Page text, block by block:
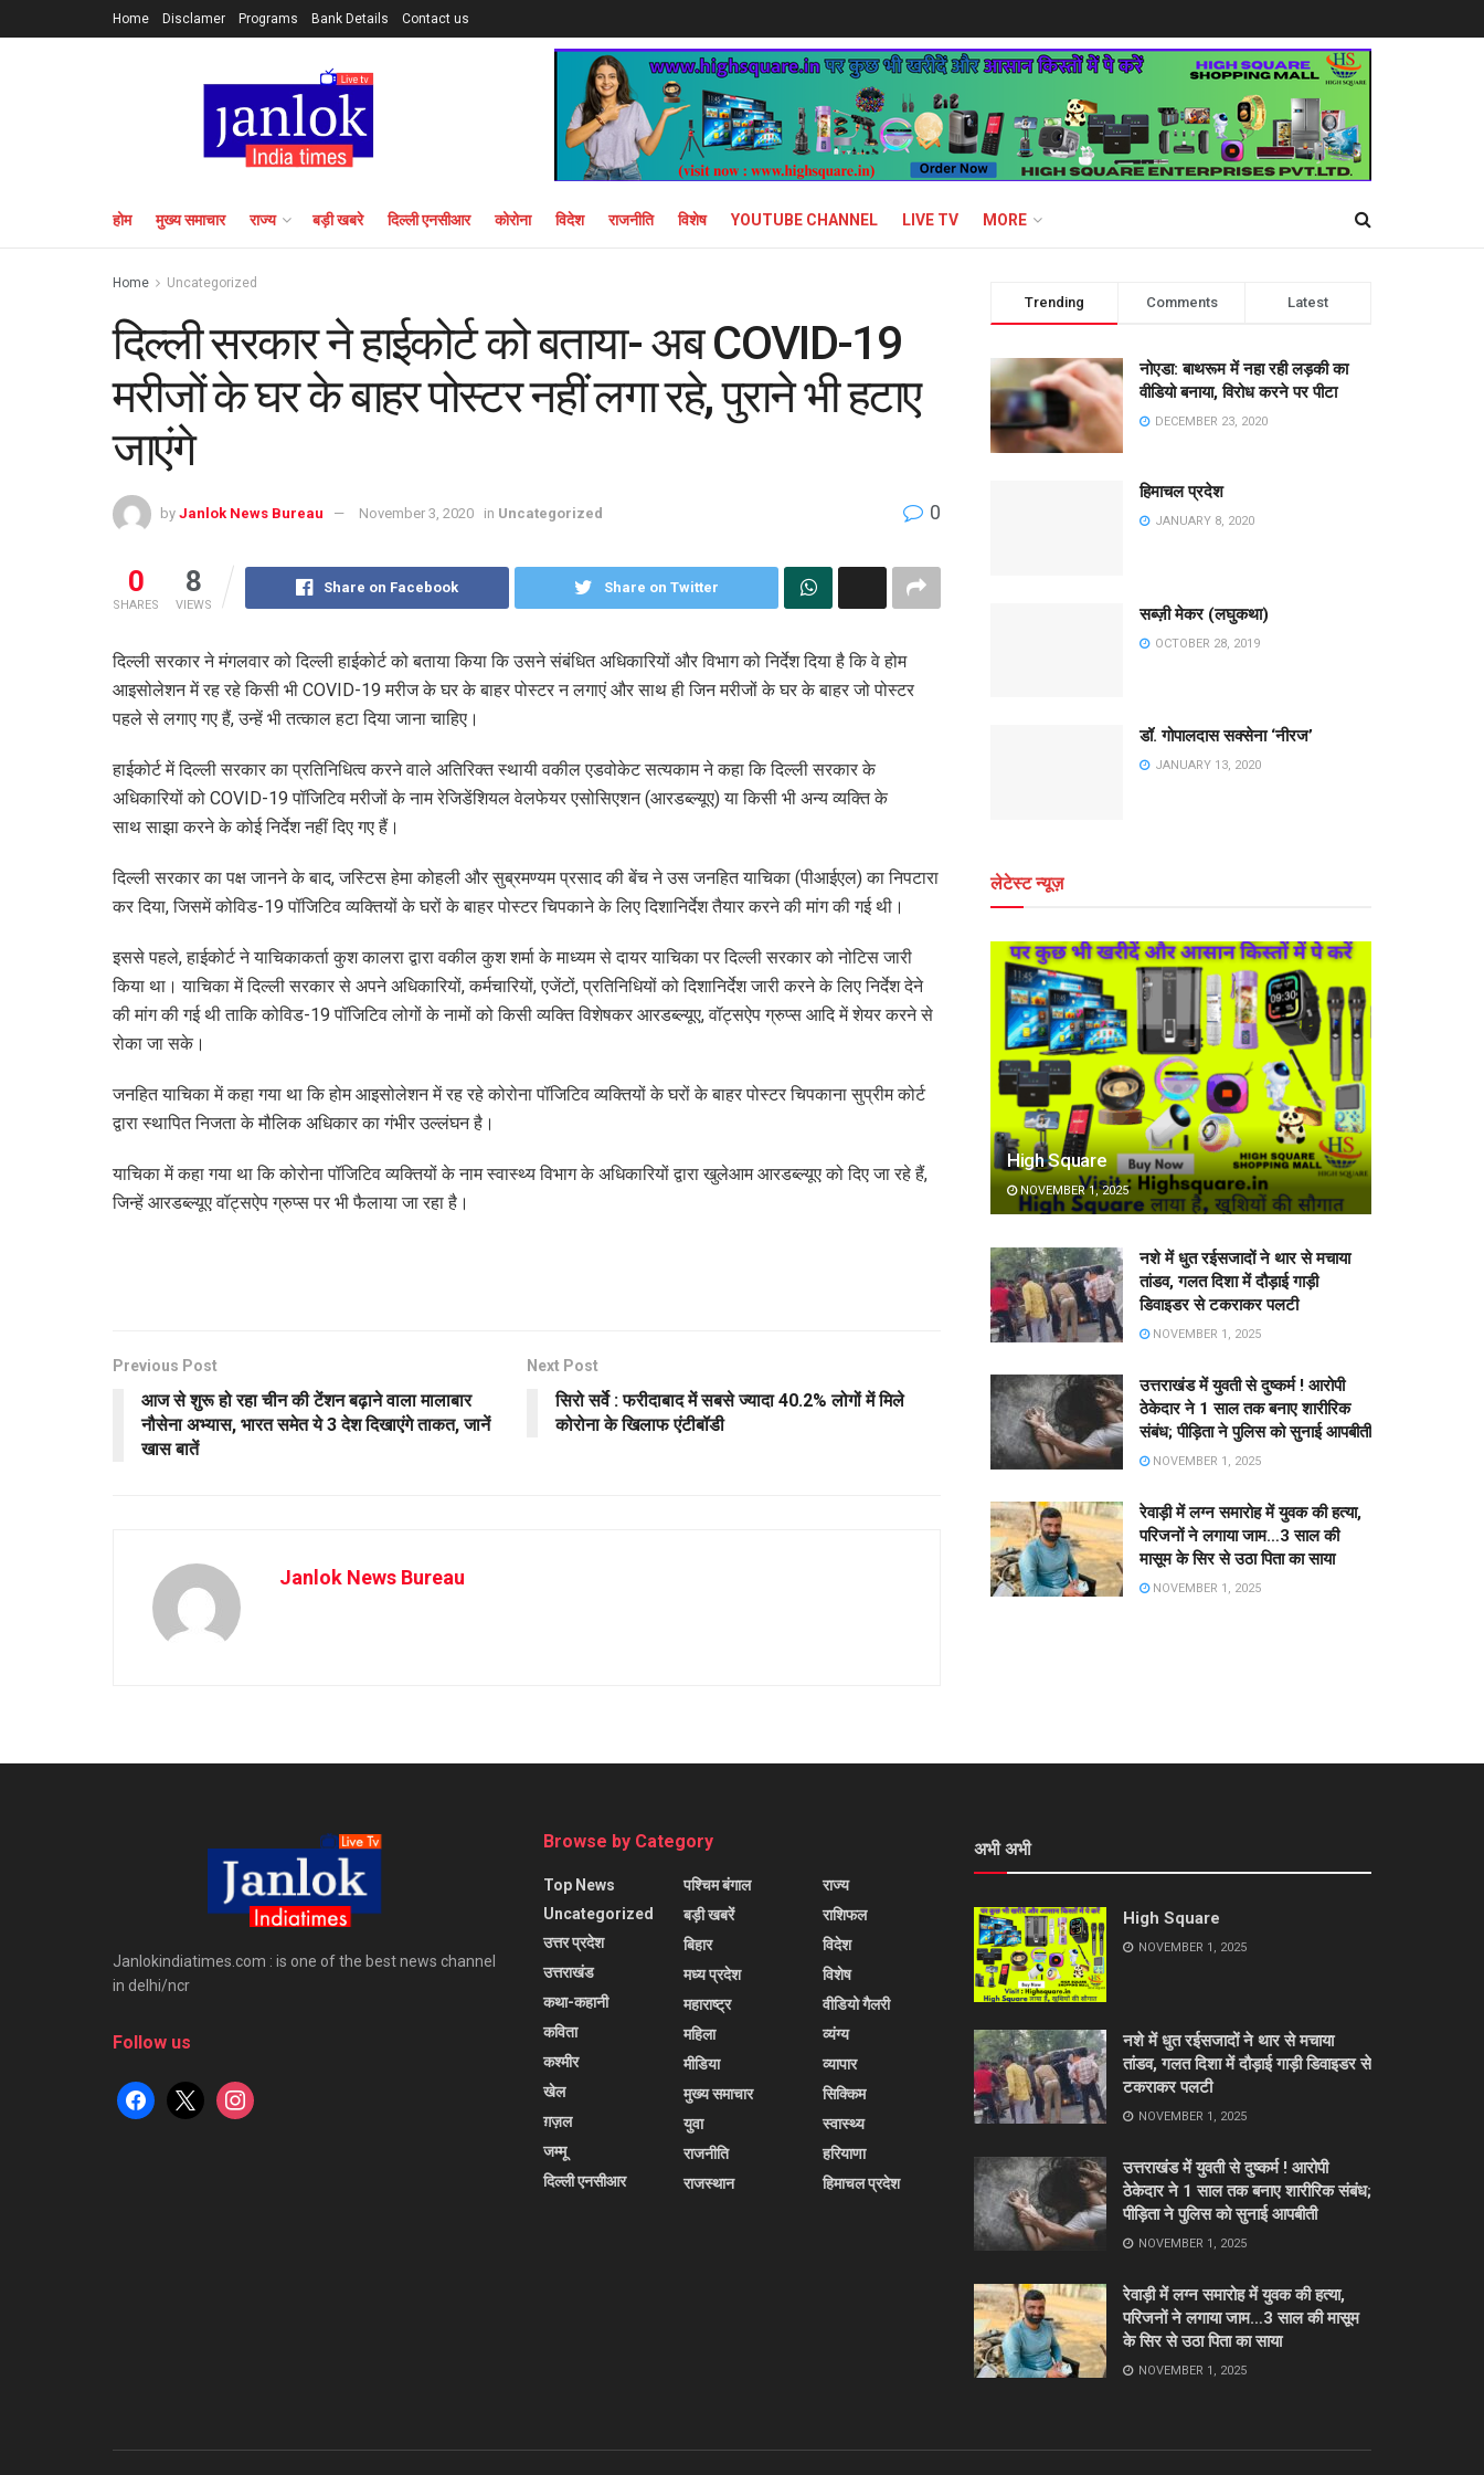
Home Disclamer Programs Bank Details Contact us
होम मुख्य समाचार राज्य बड़ी खबरे दिल्ली एनसीआर कोरोना विदेश राजनीति विशेष YOUTUBE CHANNEL LIVE TV MORE
Home Uncategorized
दिल्ली सरकार ने हाईकोर्ट को बताया- अब COVID-19
मरीजों के घर के बाहर पोस्टर नहीं लगा रहे, पुराने भी हटाए
जाएंगे
by Janlok News Bureau November 3, 2020 in Uncategorized 0
0
SHARES
8
VIEWS
Share on Facebook Share on Twitter
दिल्ली सरकार ने मंगलवार को दिल्ली हाईकोर्ट को बताया किया कि उसने संबंधित अधिकारियों और विभाग को निर्देश दिया है कि वे होम
आइसोलेशन में रह रहे किसी भी COVID-19 मरीज के घर के बाहर पोस्टर न लगाएं और साथ ही जिन मरीजों के घर के बाहर जो पोस्टर
पहले से लगाए गए हैं, उन्हें भी तत्काल हटा दिया जाना चाहिए।
हाईकोर्ट में दिल्ली सरकार का प्रतिनिधित्व करने वाले अतिरिक्त स्थायी वकील एडवोकेट सत्यकाम ने कहा कि दिल्ली सरकार के
अधिकारियों को COVID-19 पॉजिटिव मरीजों के नाम रेजिडेंशियल वेलफेयर एसोसिएशन (आरडब्ल्यूए) या किसी भी अन्य व्यक्ति के
साथ साझा करने के कोई निर्देश नहीं दिए गए हैं।
दिल्ली सरकार का पक्ष जानने के बाद, जस्टिस हेमा कोहली और सुब्रमण्यम प्रसाद की बेंच ने उस जनहित याचिका (पीआईएल) का निपटारा
कर दिया, जिसमें कोविड​​-19 पॉजिटिव व्यक्तियों के घरों के बाहर पोस्टर चिपकाने के लिए दिशानिर्देश तैयार करने की मांग की गई थी।
इससे पहले, हाईकोर्ट ने याचिकाकर्ता कुश कालरा द्वारा वकील कुश शर्मा के माध्यम से दायर याचिका पर दिल्ली सरकार को नोटिस जारी
किया था। याचिका में दिल्ली सरकार से अपने अधिकारियों, कर्मचारियों, एजेंटों, प्रतिनिधियों को दिशानिर्देश जारी करने के लिए निर्देश देने
की मांग की गई थी ताकि कोविड​​-19 पॉजिटिव लोगों के नामों को किसी व्यक्ति विशेषकर आरडब्ल्यूए, वॉट्सऐप ग्रुप्स आदि में शेयर करने से
रोका जा सके।
जनहित याचिका में कहा गया था कि होम आइसोलेशन में रह रहे कोरोना पॉजिटिव व्यक्तियों के घरों के बाहर पोस्टर चिपकाना सुप्रीम कोर्ट
द्वारा स्थापित निजता के मौलिक अधिकार का गंभीर उल्लंघन है।
याचिका में कहा गया था कि कोरोना पॉजिटिव व्यक्तियों के नाम स्वास्थ्य विभाग के अधिकारियों द्वारा खुलेआम आरडब्ल्यूए को दिए जा रहे हैं,
जिन्हें आरडब्ल्यूए वॉट्सऐप ग्रुप्स पर भी फैलाया जा रहा है।
Previous Post
आज से शुरू हो रहा चीन की टेंशन बढ़ाने वाला मालाबार
नौसेना अभ्यास, भारत समेत ये 3 देश दिखाएंगे ताकत, जानें
खास बातें
Next Post
सिरो सर्वे : फरीदाबाद में सबसे ज्यादा 40.2% लोगों में मिले
कोरोना के खिलाफ एंटीबॉडी
Janlok News Bureau
Trending Comments Latest
नोएडा: बाथरूम में नहा रही लड़की का
वीडियो बनाया, विरोध करने पर पीटा
DECEMBER 23, 2020
हिमाचल प्रदेश
JANUARY 8, 2020
सब्ज़ी मेकर (लघुकथा)
OCTOBER 28, 2019
डॉ. गोपालदास सक्सेना ‘नीरज’
JANUARY 13, 2020
लेटेस्ट न्यूज़
High Square
NOVEMBER 1, 2025
नशे में धुत रईसजादों ने थार से मचाया
तांडव, गलत दिशा में दौड़ाई गाड़ी
डिवाइडर से टकराकर पलटी
NOVEMBER 1, 2025
उत्तराखंड में युवती से दुष्कर्म ! आरोपी
ठेकेदार ने 1 साल तक बनाए शारीरिक
संबंध; पीड़िता ने पुलिस को सुनाई आपबीती
NOVEMBER 1, 2025
रेवाड़ी में लग्न समारोह में युवक की हत्या,
परिजनों ने लगाया जाम…3 साल की
मासूम के सिर से उठा पिता का साया
NOVEMBER 1, 2025
Janlokindiatimes.com : is one of the best news channel
in delhi/ncr
Follow us
facebook
x instagram
Browse by Category
Top News
Uncategorized
उत्तर प्रदेश
उत्तराखंड
कथा-कहानी
कविता
कश्मीर
खेल
ग़ज़ल
जम्मू
दिल्ली एनसीआर
पश्चिम बंगाल
बड़ी खबरें
बिहार
मध्य प्रदेश
महाराष्ट्र
महिला
मीडिया
मुख्य समाचार
युवा
राजनीति
राजस्थान
राज्य
राशिफल
विदेश
विशेष
वीडियो गैलरी
व्यंग्य
व्यापार
सिक्किम
स्वास्थ्य
हरियाणा
हिमाचल प्रदेश
अभी अभी
High Square
NOVEMBER 1, 2025
नशे में धुत रईसजादों ने थार से मचाया
तांडव, गलत दिशा में दौड़ाई गाड़ी डिवाइडर से
टकराकर पलटी
NOVEMBER 1, 2025
उत्तराखंड में युवती से दुष्कर्म ! आरोपी
ठेकेदार ने 1 साल तक बनाए शारीरिक संबंध;
पीड़िता ने पुलिस को सुनाई आपबीती
NOVEMBER 1, 2025
रेवाड़ी में लग्न समारोह में युवक की हत्या,
परिजनों ने लगाया जाम…3 साल की मासूम
के सिर से उठा पिता का साया
NOVEMBER 1, 2025